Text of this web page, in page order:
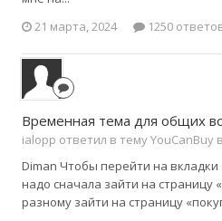
21 марта, 2024
1250
Временная тема для общих
ialopp ответил в тему YouCanBuy в
Diman Чтобы перейти на вкладки
надо сначала зайти на страницу
разному зайти на страницу